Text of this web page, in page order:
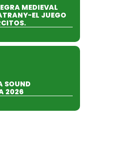
MEDIEVAL
EL JUEGO
SOUND
2026